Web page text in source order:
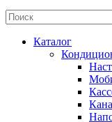
Каталог